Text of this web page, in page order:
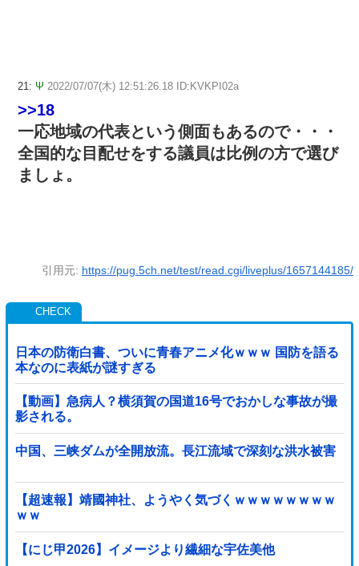
21: Ψ 2022/07/07(木) 12:51:26.18 ID:KVKPI02a
>>18
一応地域の代表という側面もあるので・・・
全国的な目配せをする議員は比例の方で選び
ましょ。
引用元: https://pug.5ch.net/test/read.cgi/liveplus/1657144185/
日本の防衛白書、ついに青春アニメ化ｗｗｗ 国防を語る
本なのに表紙が謎すぎる
【動画】急病人？横須賀の国道16号でおかしな事故が撮
影される。
中国、三峡ダムが全開放流。長江流域で深刻な洪水被害
【超速報】靖國神社、ようやく気づくｗｗｗｗｗｗｗｗ
ｗｗ
【にじ甲2026】イメージより繊細な宇佐美他